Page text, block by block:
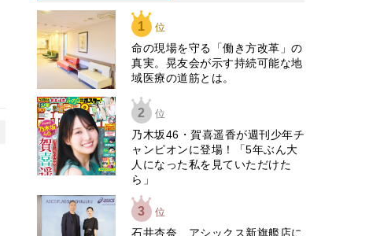
1 位
​命の現場を守る「働き方改革」の
真実。晃友会が示す持続可能な地
域医療の道筋とは。
2 位
乃木坂46・賀喜遥香が週刊少年チ
ャンピオンに登場！「5年ぶん大
人になった私を見ていただけた
ら」
3 位
石井杏奈、アシックス新旗艦店に